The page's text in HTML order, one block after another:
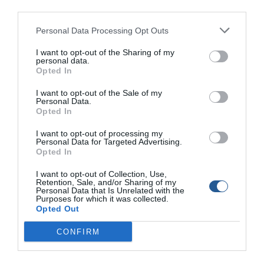
Personal Data Processing Opt Outs
I want to opt-out of the Sharing of my
personal data.
Opted In
I want to opt-out of the Sale of my
Personal Data.
Opted In
I want to opt-out of processing my
Personal Data for Targeted Advertising.
Opted In
I want to opt-out of Collection, Use,
Retention, Sale, and/or Sharing of my
Personal Data that Is Unrelated with the
Purposes for which it was collected.
Opted Out
CONFIRM
και εργαλεία που χρησιμοποιούνται καθημερινά σε ένα
διεθνές επιχειρηματικό περιβάλλον.
Σε μια περίοδο όπου η σύνδεση των νέων
επαγγελματιών με την αγορά εργασίας αποτελεί
πρόκληση, τοLALIZAS Bootcamp Program 2026
λειτουργεί ως ουσιαστική γέφυρα μεταξύ εκπαίδευσης
και απασχόλησης.